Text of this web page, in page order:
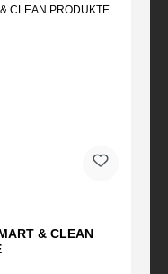
& CLEAN